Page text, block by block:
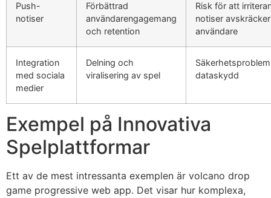
Push-
notiser
Förbättrad
användarengagemang
och retention
Risk för att
notiser avskräcker
användare
Integration
med sociala
medier
Delning och
viralisering av spel
dataskydd
Exempel på Innovativa
Spelplattformar
Ett av de mest intressanta exemplen är volcano drop
game progressive web app. Det visar hur komplexa,